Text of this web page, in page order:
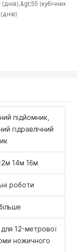
(кубічних
підйомник,
гідравлічний
14м 16м
роботи
12-метрової
ножичного